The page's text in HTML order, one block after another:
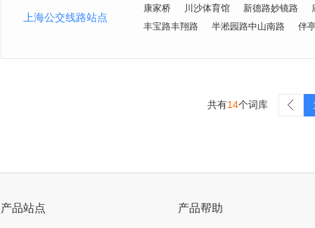
上海公交线路站点
康家桥 川沙体育馆 新德路妙镜路
丰宝路丰翔路
半淞园路中山南路 伴
共有14个词库
产品站点 产品帮助